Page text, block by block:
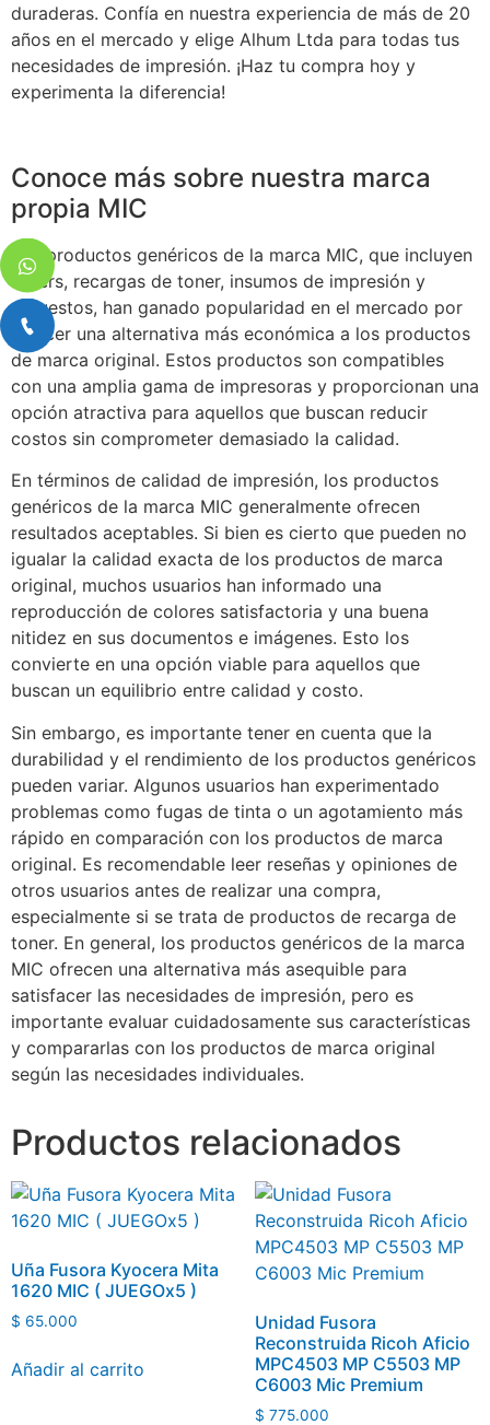
duraderas. Confía en nuestra experiencia de más de 20
años en el mercado y elige Alhum Ltda para todas tus
necesidades de impresión. ¡Haz tu compra hoy y
experimenta la diferencia!
Conoce más sobre nuestra marca
propia MIC
Los productos genéricos de la marca MIC, que incluyen
toners, recargas de toner, insumos de impresión y
repuestos, han ganado popularidad en el mercado por
ofrecer una alternativa más económica a los productos
de marca original. Estos productos son compatibles
con una amplia gama de impresoras y proporcionan una
opción atractiva para aquellos que buscan reducir
costos sin comprometer demasiado la calidad.
En términos de calidad de impresión, los productos
genéricos de la marca MIC generalmente ofrecen
resultados aceptables. Si bien es cierto que pueden no
igualar la calidad exacta de los productos de marca
original, muchos usuarios han informado una
reproducción de colores satisfactoria y una buena
nitidez en sus documentos e imágenes. Esto los
convierte en una opción viable para aquellos que
buscan un equilibrio entre calidad y costo.
Sin embargo, es importante tener en cuenta que la
durabilidad y el rendimiento de los productos genéricos
pueden variar. Algunos usuarios han experimentado
problemas como fugas de tinta o un agotamiento más
rápido en comparación con los productos de marca
original. Es recomendable leer reseñas y opiniones de
otros usuarios antes de realizar una compra,
especialmente si se trata de productos de recarga de
toner. En general, los productos genéricos de la marca
MIC ofrecen una alternativa más asequible para
satisfacer las necesidades de impresión, pero es
importante evaluar cuidadosamente sus características
y compararlas con los productos de marca original
según las necesidades individuales.
Productos relacionados
Uña Fusora Kyocera Mita
1620 MIC ( JUEGOx5 )
$ 65.000
Añadir al carrito
Unidad Fusora
Reconstruida Ricoh Aficio
MPC4503 MP C5503 MP
C6003 Mic Premium
$ 775.000